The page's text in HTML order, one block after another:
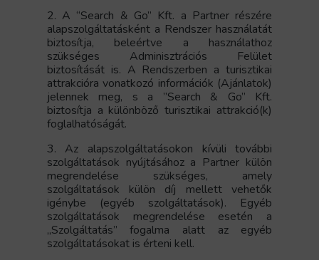
2. A “Search & Go” Kft. a Partner részére
alapszolgáltatásként a Rendszer használatát
biztosítja, beleértve a használathoz
szükséges Adminisztrációs Felület
biztosítását is. A Rendszerben a turisztikai
attrakcióra vonatkozó információk (Ajánlatok)
jelennek meg, s a ”Search & Go” Kft.
biztosítja a különböző turisztikai attrakció(k)
foglalhatóságát.
3. Az alapszolgáltatásokon kívüli további
szolgáltatások nyújtásához a Partner külön
megrendelése szükséges, amely
szolgáltatások külön díj mellett vehetők
igénybe (egyéb szolgáltatások). Egyéb
szolgáltatások megrendelése esetén a
„Szolgáltatás” fogalma alatt az egyéb
szolgáltatásokat is érteni kell.